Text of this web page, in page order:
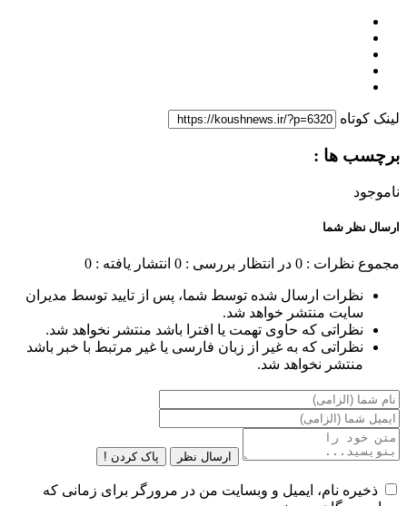
لینک کوتاه
برچسب ها :
ناموجود
ارسال نظر شما
مجموع نظرات : 0 در انتظار بررسی : 0 انتشار یافته : 0
نظرات ارسال شده توسط شما، پس از تایید توسط مدیران
سایت منتشر خواهد شد.
نظراتی که حاوی تهمت یا افترا باشد منتشر نخواهد شد.
نظراتی که به غیر از زبان فارسی یا غیر مرتبط با خبر باشد
منتشر نخواهد شد.
ارسال نظر پاک کردن !
ذخیره نام، ایمیل و وبسایت من در مرورگر برای زمانی که